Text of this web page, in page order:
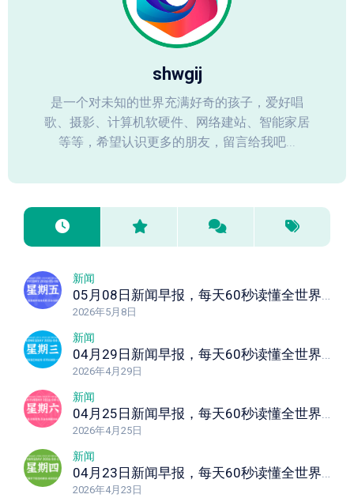
shwgij
是一个对未知的世界充满好奇的孩子，爱好唱
歌、摄影、计算机软硬件、网络建站、智能家居
等等，希望认识更多的朋友，留言给我吧...
新闻
05月08日新闻早报，每天60秒读懂全世界！
2026年5月8日
新闻
04月29日新闻早报，每天60秒读懂全世界！
2026年4月29日
新闻
04月25日新闻早报，每天60秒读懂全世界！
2026年4月25日
新闻
04月23日新闻早报，每天60秒读懂全世界！
2026年4月23日